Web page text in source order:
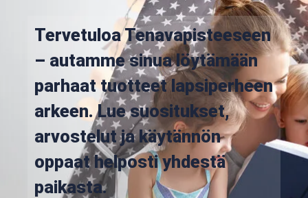
Tervetuloa Tenavapisteeseen
– autamme sinua löytämään
parhaat tuotteet lapsiperheen
arkeen. Lue suositukset,
arvostelut ja käytännön
oppaat helposti yhdestä
paikasta.